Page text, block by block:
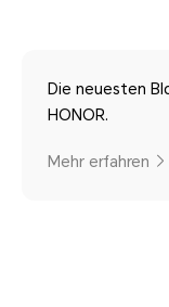
Die neuesten
HONOR.
Mehr erfahren